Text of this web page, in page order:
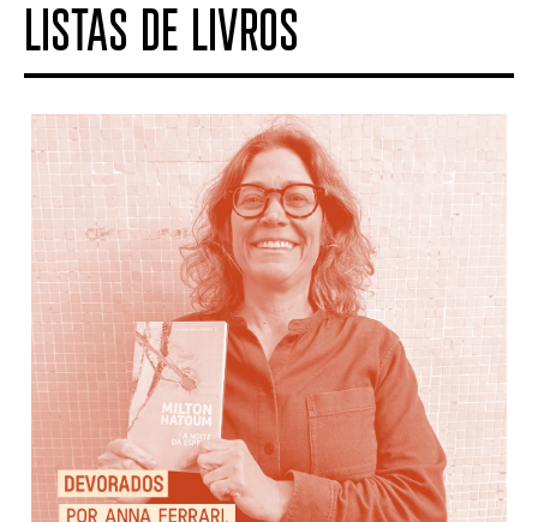
LISTAS DE LIVROS